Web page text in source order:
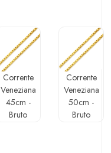
Corrente
Veneziana
45cm -
Bruto
Corrente
Veneziana
50cm -
Bruto